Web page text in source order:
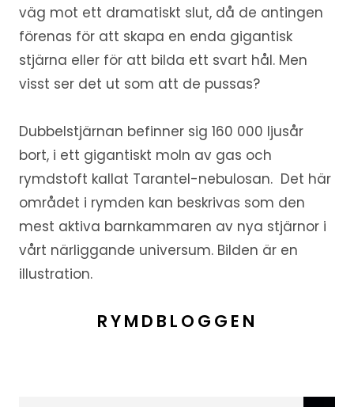
väg mot ett dramatiskt slut, då de antingen
förenas för att skapa en enda gigantisk
stjärna eller för att bilda ett svart hål. Men
visst ser det ut som att de pussas?
Dubbelstjärnan befinner sig 160 000 ljusår
bort, i ett gigantiskt moln av gas och
rymdstoft kallat Tarantel-nebulosan. Det här
området i rymden kan beskrivas som den
mest aktiva barnkammaren av nya stjärnor i
vårt närliggande universum. Bilden är en
illustration.
RYMDBLOGGEN